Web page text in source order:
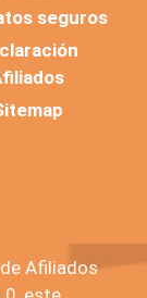
seguros
Afiliados